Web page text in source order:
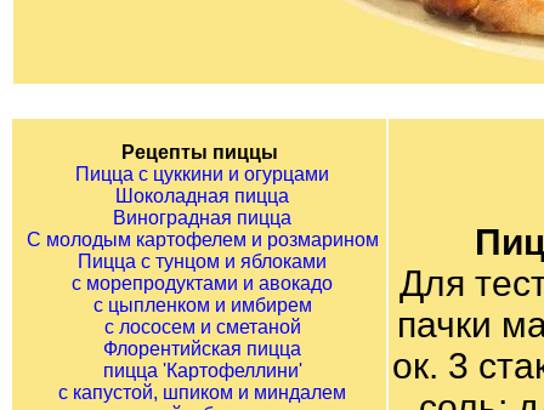
Рецепты пиццы
Пицца с цуккини и огурцами
Шоколадная пицца
Виноградная пицца
С молодым картофелем и розмарином
Пицца с тунцом и яблоками
с морепродуктами и авокадо
с цыпленком и имбирем
с лососем и сметаной
Флорентийская пицца
пицца 'Картофеллини'
с капустой, шпиком и миндалем
Для
пачки
ок. 3